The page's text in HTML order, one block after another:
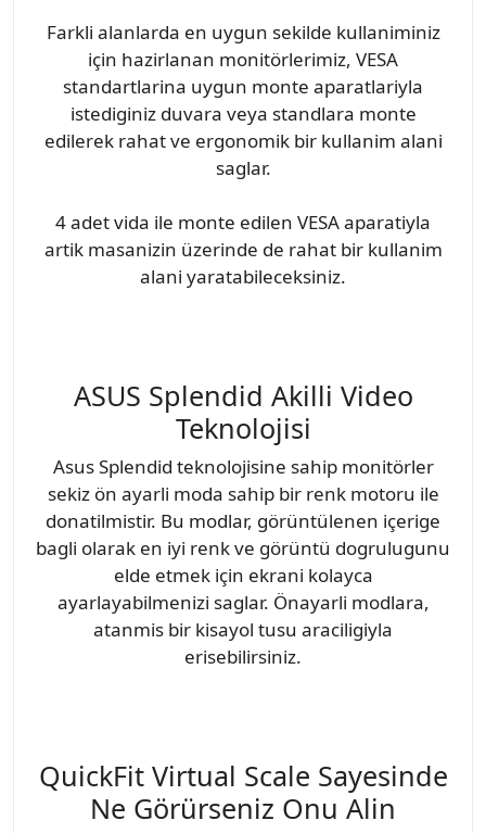
Farkli alanlarda en uygun sekilde kullaniminiz
için hazirlanan monitörlerimiz, VESA
standartlarina uygun monte aparatlariyla
istediginiz duvara veya standlara monte
edilerek rahat ve ergonomik bir kullanim alani
saglar.
4 adet vida ile monte edilen VESA aparatiyla
artik masanizin üzerinde de rahat bir kullanim
alani yaratabileceksiniz.
ASUS Splendid Akilli Video
Teknolojisi
Asus Splendid teknolojisine sahip monitörler
sekiz ön ayarli moda sahip bir renk motoru ile
donatilmistir. Bu modlar, görüntülenen içerige
bagli olarak en iyi renk ve görüntü dogrulugunu
elde etmek için ekrani kolayca
ayarlayabilmenizi saglar. Önayarli modlara,
atanmis bir kisayol tusu araciligiyla
erisebilirsiniz.
QuickFit Virtual Scale Sayesinde
Ne Görürseniz Onu Alin